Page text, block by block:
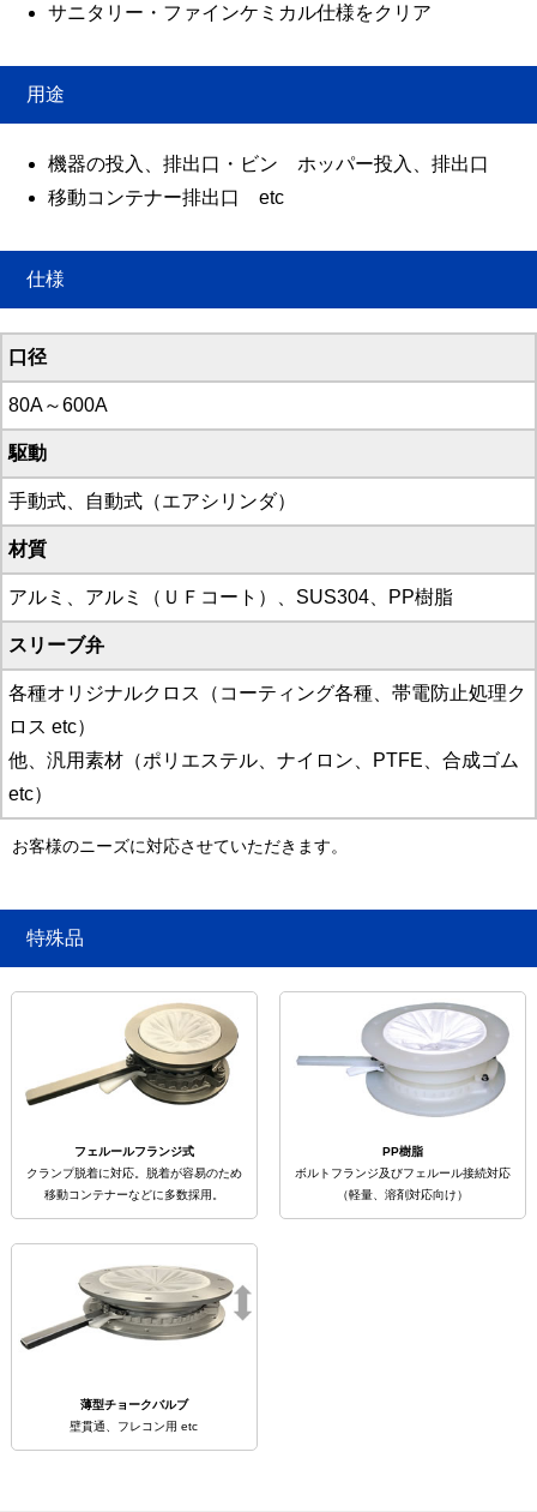
サニタリー・ファインケミカル仕様をクリア
用途
機器の投入、排出口・ビン ホッパー投入、排出口
移動コンテナー排出口 etc
仕様
口径
80A～600A
駆動
手動式、自動式（エアシリンダ）
材質
アルミ、アルミ（ＵＦコート）、SUS304、PP樹脂
スリーブ弁
各種オリジナルクロス（コーティング各種、帯電防止処理ク
ロス etc）
他、汎用素材（ポリエステル、ナイロン、PTFE、合成ゴム
etc）
お客様のニーズに対応させていただきます。
特殊品
フェルールフランジ式
クランプ脱着に対応。脱着が容易のため
移動コンテナーなどに多数採用。
PP樹脂
ボルトフランジ及びフェルール接続対応
（軽量、溶剤対応向け）
薄型チョークバルブ
壁貫通、フレコン用 etc